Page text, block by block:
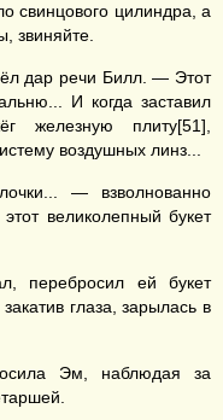
свинцового цилиндра, а
звиняйте.
дар речи Билл. — Этот
И когда заставил
железную плиту[51],
воздушных линз...
— взволнованно
великолепный букет
перебросил ей букет
глаза, зарылась в
Эм, наблюдая за